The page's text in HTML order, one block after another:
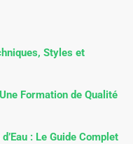
Styles et
Formation de Qualité
: Le Guide Complet